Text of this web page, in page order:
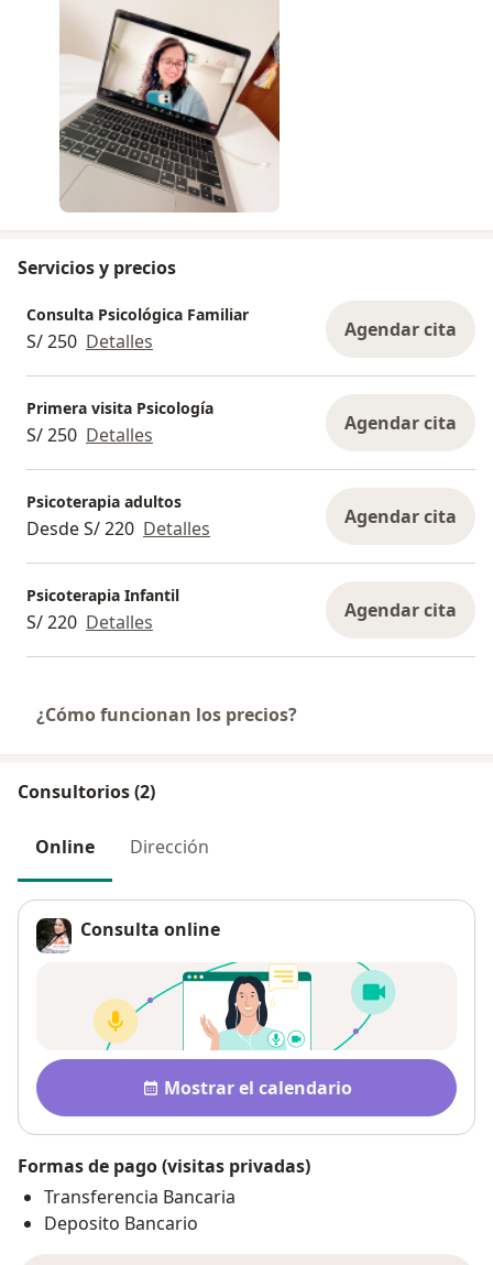
Encantada de poder trabajar con ustedes en este
nuevo año :)
Servicios y precios
Consulta Psicológica Familiar
S/ 250 Detalles Agendar cita
Primera visita Psicología
S/ 250 Detalles Agendar cita
Psicoterapia adultos
Desde S/ 220 Detalles Agendar cita
Psicoterapia Infantil
S/ 220 Detalles Agendar cita
¿Cómo funcionan los precios?
Consultorios (2)
Online Dirección
Consulta online
Disponibilidad
Mostrar el calendario
Formas de pago (visitas privadas)
Transferencia Bancaria
Deposito Bancario